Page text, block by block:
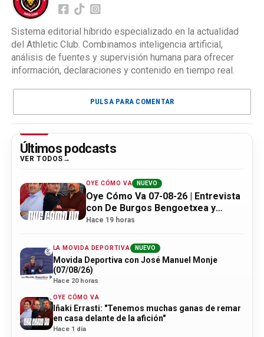
Sistema editorial híbrido especializado en la actualidad
del Athletic Club. Combinamos inteligencia artificial,
análisis de fuentes y supervisión humana para ofrecer
información, declaraciones y contenido en tiempo real.
PULSA PARA COMENTAR
Últimos podcasts
VER TODOS
OYE CÓMO VA NUEVO
Oye Cómo Va 07-08-26 | Entrevista
con De Burgos Bengoetxea y
actualidad Athletic
Hace 19 horas
LA MOVIDA DEPORTIVA NUEVO
Movida Deportiva con José Manuel Monje
(07/08/26)
Hace 20 horas
OYE CÓMO VA
Iñaki Errasti: "Tenemos muchas ganas de remar
en casa delante de la afición"
Hace 1 día